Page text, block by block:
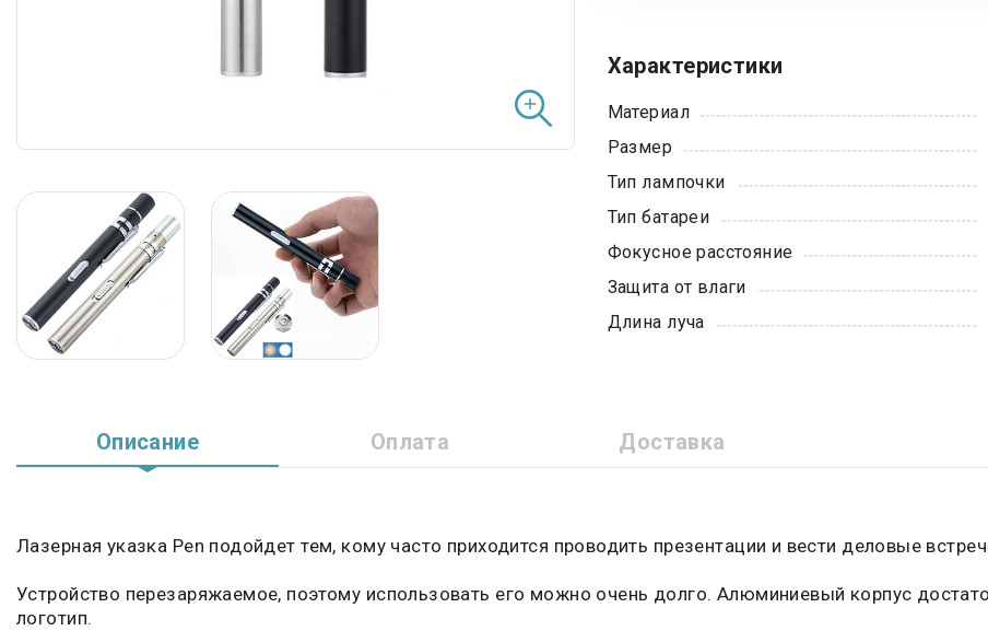
Характеристики
Материал
Размер
Тип лампочки
Тип батареи
Фокусное расстояние
Защита от влаги
Длина луча
Описание Оплата Доставка
Лазерная указка Pen подойдет тем, кому часто приходится проводить презентации и вести деловые
Устройство перезаряжаемое, поэтому использовать его можно очень долго. Алюминиевый корпус
логотип.